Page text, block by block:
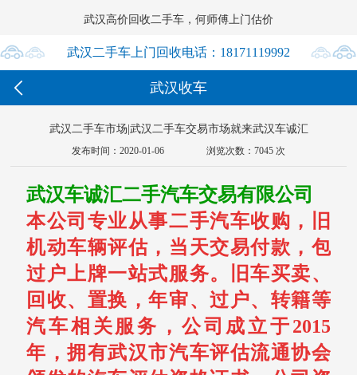
武汉高价回收二手车，何师傅上门估价
 武汉二手车上门回收电话：18171119992
18171119992

 武汉收车
武汉二手车市场|武汉二手车交易市场就来武汉车诚汇
发布时间：2020-01-06 浏览次数：7045 次
武汉车诚汇二手汽车交易有限公司
本公司专业从事二手汽车收购，旧
机动车辆评估，当天交易付款，包
过户上牌一站式服务。旧车买卖、
回收、置换，年审、过户、转籍等
汽车相关服务，公司成立于2015
年，拥有武汉市汽车评估流通协会